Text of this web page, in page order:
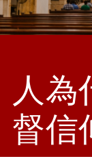
人為
督信